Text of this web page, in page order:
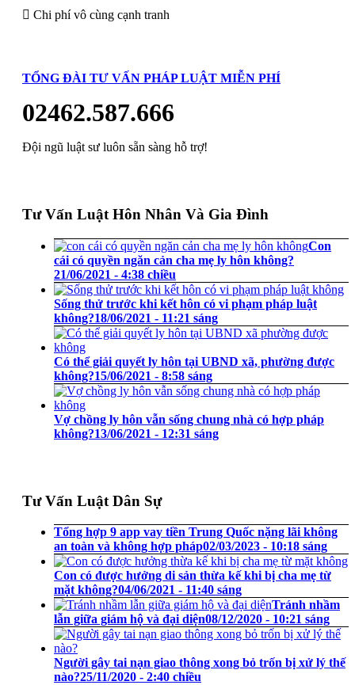
Chi phí vô cùng cạnh tranh
TỔNG ĐÀI TƯ VẤN PHÁP LUẬT MIỄN PHÍ
02462.587.666
Đội ngũ luật sư luôn sẵn sàng hỗ trợ!
Tư Vấn Luật Hôn Nhân Và Gia Đình
Con
cái có quyền ngăn cản cha mẹ ly hôn không?
21/06/2021 - 4:38 chiều
Sống thử trước khi kết hôn có vi phạm pháp luật
không?18/06/2021 - 11:21 sáng
Có thể giải quyết ly hôn tại UBND xã, phường được
không?15/06/2021 - 8:58 sáng
Vợ chồng ly hôn vẫn sống chung nhà có hợp pháp
không?13/06/2021 - 12:31 sáng
Tư Vấn Luật Dân Sự
Tổng hợp 9 app vay tiền Trung Quốc nặng lãi không
an toàn và không hợp pháp02/03/2023 - 10:18 sáng
Con có được hưởng di sản thừa kế khi bị cha mẹ từ
mặt không?04/06/2021 - 11:40 sáng
Tránh nhầm
lẫn giữa giám hộ và đại diện08/12/2020 - 10:21 sáng
Người gây tai nạn giao thông xong bỏ trốn bị xử lý thế
nào?25/11/2020 - 2:40 chiều